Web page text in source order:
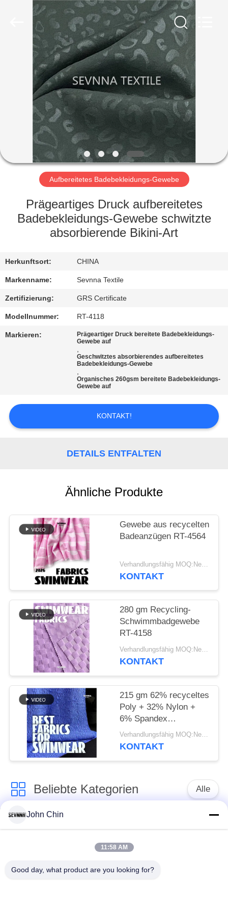
HAUS
PRODUKTE
SHOW
ÜBER
FABRIK-
AUSFLUG
QUALITÄTSKONTROLLE
TRETEN
SIE
MIT
VERBINDUNG
NACHRICHTEN
POLICY
Aufbereitetes Badebekleidungs-Gewebe
Prägeartiges Druck aufbereitetes
Badebekleidungs-Gewebe schwitzte
absorbierende Bikini-Art
Herkunftsort: CHINA
Markenname: Sevnna Textile
Zertifizierung: GRS Certificate
Modellnummer: RT-4118
Markieren:
Prägeartiger Druck bereitete Badebekleidungs-
Gewebe auf
,
Geschwitztes absorbierendes aufbereitetes
Badebekleidungs-Gewebe
,
Organisches 260gsm bereitete Badebekleidungs-
Gewebe auf
KONTAKT!
DETAILS ENTFALTEN
Ähnliche Produkte
Gewebe aus recycelten
Badeanzügen RT-4564
Verhandlungsfähig MOQ:Negotiable
KONTAKT
280 gm Recycling-
Schwimmbadgewebe
RT-4158
Verhandlungsfähig MOQ:Negotiable
KONTAKT
215 gm 62% recyceltes
Poly + 32% Nylon +
6% Spandex
Recyceltes
Badebekleidungsgewebe
Verhandlungsfähig MOQ:Negotiable
KONTAKT
Beliebte Kategorien Alle
Aufbereitetes
Nylongewebe
John Chin
11:58 AM
Good day, what product are you looking for?